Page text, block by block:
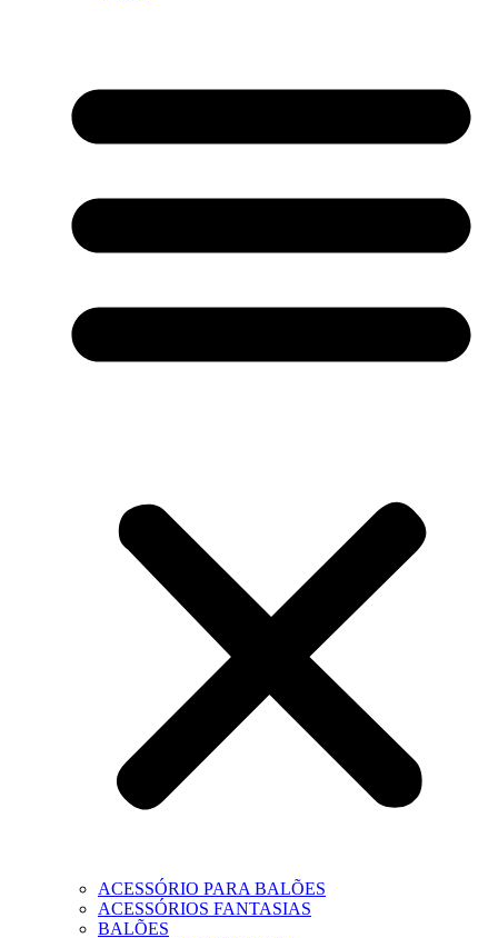
ACESSÓRIO PARA BALÕES
ACESSÓRIOS FANTASIAS
BALÕES